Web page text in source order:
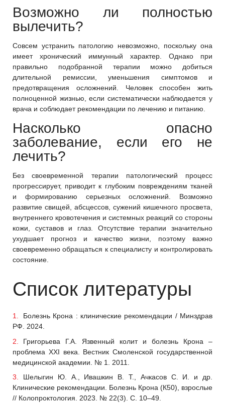
Возможно ли полностью
вылечить?
Совсем устранить патологию невозможно, поскольку она
имеет хронический иммунный характер. Однако при
правильно подобранной терапии можно добиться
длительной ремиссии, уменьшения симптомов и
предотвращения осложнений. Человек способен жить
полноценной жизнью, если систематически наблюдается у
врача и соблюдает рекомендации по лечению и питанию.
Насколько опасно
заболевание, если его не
лечить?
Без своевременной терапии патологический процесс
прогрессирует, приводит к глубоким повреждениям тканей
и формированию серьезных осложнений. Возможно
развитие свищей, абсцессов, сужений кишечного просвета,
внутреннего кровотечения и системных реакций со стороны
кожи, суставов и глаз. Отсутствие терапии значительно
ухудшает прогноз и качество жизни, поэтому важно
своевременно обращаться к специалисту и контролировать
состояние.
Список литературы
Болезнь Крона : клинические рекомендации / Минздрав
РФ. 2024.
Григорьева Г.А. Язвенный колит и болезнь Крона –
проблема XXI века. Вестник Смоленской государственной
медицинской академии. № 1. 2011.
Шелыгин Ю. А., Ивашкин В. Т., Ачкасов С. И. и др.
Клинические рекомендации. Болезнь Крона (К50), взрослые
// Колопроктология. 2023. № 22(3). С. 10–49.